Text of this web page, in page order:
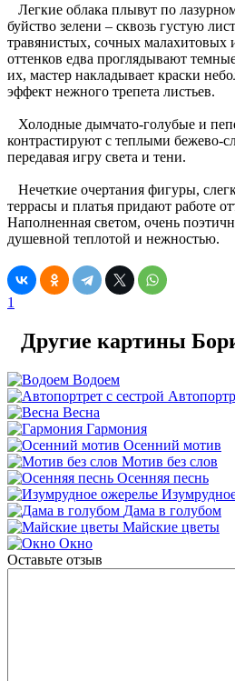
Легкие облака плывут по
буйство зелени – сквозь густую
травянистых, сочных малахитовых
оттенков едва проглядывают
их, мастер накладывает краски
эффект нежного трепета листьев.
Холодные дымчато-голубые и
контрастируют с теплыми бежево-
передавая игру света и тени.
Нечеткие очертания фигуры,
террасы и платья придают работе
Наполненная светом, очень
душевной теплотой и нежностью.
1
Другие картины
Водоем
Весна
Гармония
Осенний мотив
Мотив без слов
Осенняя песнь
Дама в голубом
Майские цветы
Окно
Оставьте отзыв